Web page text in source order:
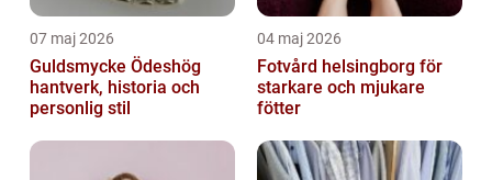
07 maj 2026
Guldsmycke Ödeshög
hantverk, historia och
personlig stil
04 maj 2026
Fotvård helsingborg för
starkare och mjukare
fötter